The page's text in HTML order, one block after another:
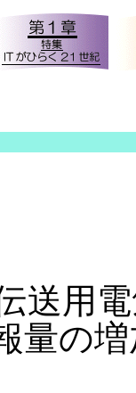
送用
量の